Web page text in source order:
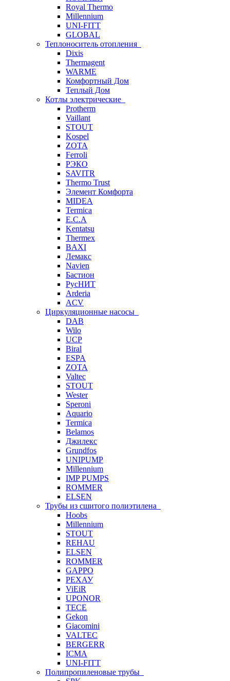
Royal Thermo
Millennium
UNI-FITT
GLOBAL
Теплоноситель отопления
Dixis
Thermagent
WARME
Комфортный Дом
Теплый Дом
Котлы электрические
Protherm
Vaillant
STOUT
Kospel
ZOTA
Ferroli
РЭКО
SAVITR
Thermo Trust
Элемент Комфорта
MIDEA
Termica
E.C.A
Kentatsu
Thermex
BAXI
Лемакс
Navien
Бастион
РусНИТ
Arderia
ACV
Циркуляционные насосы
DAB
Wilo
UCP
Biral
ESPA
ZOTA
Valtec
STOUT
Wester
Speroni
Aquario
Termica
Belamos
Джилекс
Grundfos
UNIPUMP
Millennium
IMP PUMPS
ROMMER
ELSEN
Трубы из сшитого полиэтилена
Hoobs
Millennium
STOUT
REHAU
ELSEN
ROMMER
GAPPO
РЕХАУ
ViEiR
UPONOR
TECE
Gekon
Giacomini
VALTEC
BERGERR
ICMA
UNI-FITT
Полипропиленовые трубы